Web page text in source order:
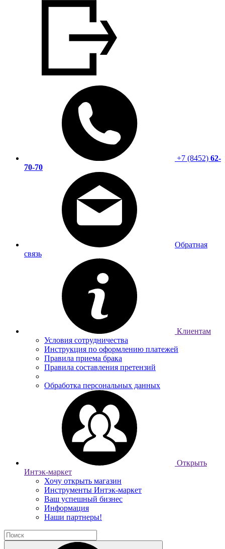
+7 (8452) 62-
70-70
Обратная
связь
Клиентам
Условия сотрудничества
Инструкция по оформлению платежей
Правила приема брака
Правила составления претензий
Обработка персональных данных
Открыть
Интэк-маркет
Хочу открыть магазин
Инструменты Интэк-маркет
Ваш успешный бизнес
Информация
Наши партнеры!